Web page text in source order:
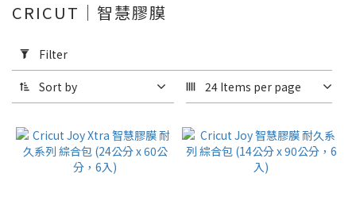
Filter
(0/20)
Range
(NT$)
CRICUT｜智慧膠膜
Filter
Sort by 24 Items per page